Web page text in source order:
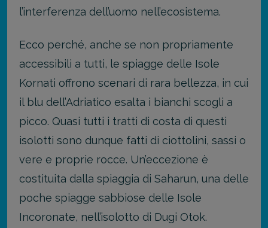
l’interferenza dell’uomo nell’ecosistema.
Ecco perché, anche se non propriamente
accessibili a tutti, le spiagge delle Isole
Kornati offrono scenari di rara bellezza, in cui
il blu dell’Adriatico esalta i bianchi scogli a
picco. Quasi tutti i tratti di costa di questi
isolotti sono dunque fatti di ciottolini, sassi o
vere e proprie rocce. Un’eccezione è
costituita dalla spiaggia di Saharun, una delle
poche spiagge sabbiose delle Isole
Incoronate, nell’isolotto di Dugi Otok.